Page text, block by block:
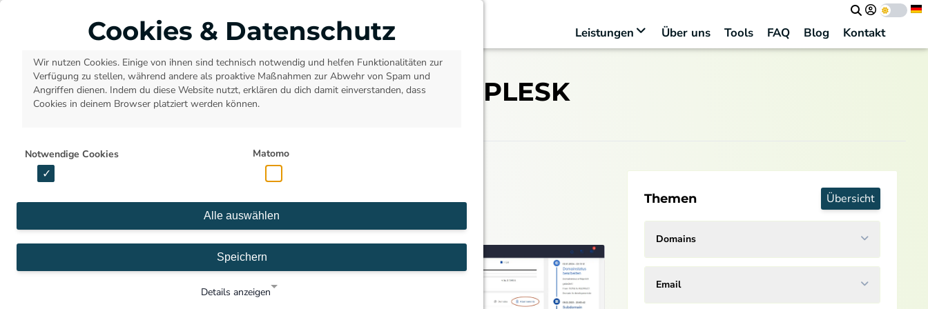
Leistungen Über uns Tools FAQ Blog Kontakt
DATENBANK VERWALTEN MIT PLESK
1.- Webserver aufrufen
In der Übersicht deines Webspace wähle den Reiter
aus und klicke anschließend auf den
Themen Übersicht
Domains
Email
Cookies & Datenschutz
Wir nutzen Cookies. Einige von ihnen sind technisch notwendig und helfen Funktionalitäten zur
Verfügung zu stellen, während andere als proaktive Maßnahmen zur Abwehr von Spam und
Angriffen dienen. Indem du diese Website nutzt, erklären du dich damit einverstanden, dass
Cookies in deinem Browser platziert werden können.
Notwendige Cookies Matomo
Alle auswählen
Speichern
Details anzeigen